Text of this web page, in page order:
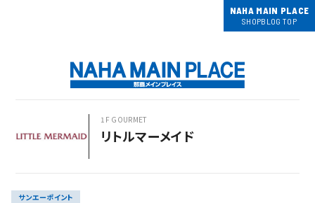
NAHA MAIN PLACE
SHOPBLOG TOP
1F GOURMET
リトルマーメイド
サンエーポイント